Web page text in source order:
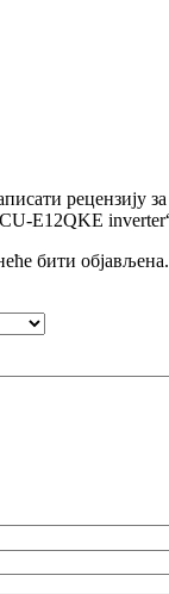
рецензију
E12QKE
бити објављена.